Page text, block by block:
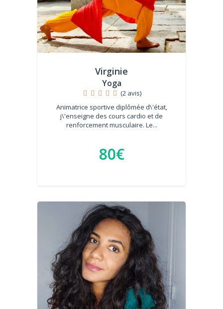
Virginie
Yoga
(2 avis)
Animatrice sportive diplômée d\'état,
j\'enseigne des cours cardio et de
renforcement musculaire. Le...
80€